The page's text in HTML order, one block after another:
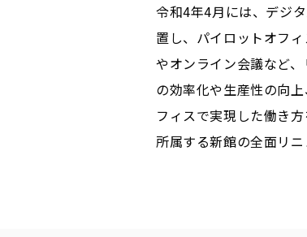
令和4年4月には、デジ
置し、パイロットオフ
やオンライン会議など
の効率化や生産性の向
フィスで実現した働き
所属する新館の全面リ